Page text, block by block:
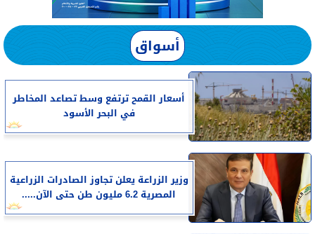
أسواق
أسعار القمح ترتفع وسط تصاعد المخاطر
في البحر الأسود
وزير الزراعة يعلن تجاوز الصادرات الزراعية
المصرية 6.2 مليون طن حتى الآن.....